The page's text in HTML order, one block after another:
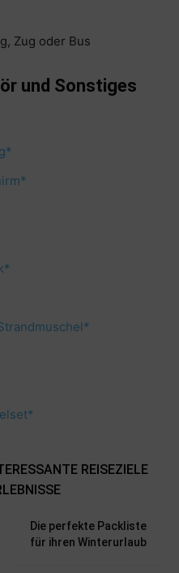
Zug oder Bus
und Sonstiges
REISEZIELE
Die perfekte Packliste
für ihren Winterurlaub